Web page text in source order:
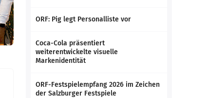
ORF: Pig legt Personalliste vor
Coca-Cola präsentiert
weiterentwickelte visuelle
Markenidentität
ORF-Festspielempfang 2026 im Zeichen
der Salzburger Festspiele